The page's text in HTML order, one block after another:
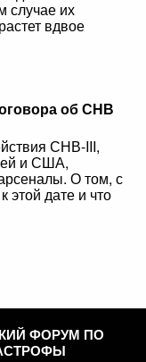
случае их
вдвое
об СНВ
СНВ-III,
и США,
О том, с
дате и что
ФОРУМ ПО